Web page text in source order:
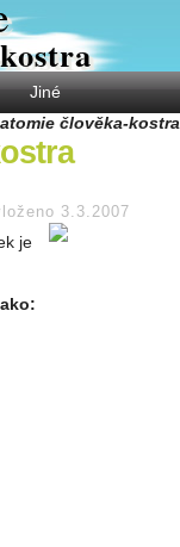
Jiné
člověka-kostra
3.3.2007
je